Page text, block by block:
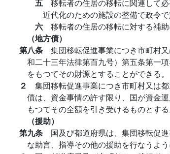
五 移転者の住居の移転に関連して
近代化のための施設の整備で政令
六 移転者の住居の移転に対する補
（地方債）
第八条 集団移転促進事業につき市町村
和二十三年法律第百九号）第五条第一
をもつてその財源とすることができる。
２ 集団移転促進事業につき市町村又は
債は、資金事情の許す限り、国が資金
もつてその全額を引き受けるものとする
（援助）
第九条 国及び都道府県は、集団移転促
な助言、指導その他の援助を行なうよう